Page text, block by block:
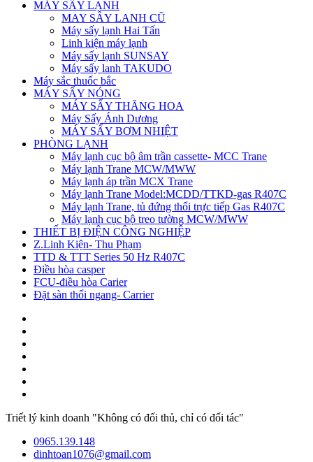
MÁY SẤY LẠNH
MAY SÂY LANH CŨ
Máy sấy lạnh Hai Tấn
Linh kiện máy lạnh
Máy sấy lạnh SUNSAY
Máy sấy lanh TAKUDO
Máy sắc thuốc bắc
MÁY SẤY NÓNG
MÁY SẤY THĂNG HOA
Máy Sấy Ánh Dương
MÁY SẤY BƠM NHIỆT
PHÒNG LẠNH
Máy lạnh cục bộ âm trần cassette- MCC Trane
Máy lạnh Trane MCW/MWW
Máy lạnh áp trần MCX Trane
Máy lạnh Trane Model:MCDD/TTKD-gas R407C
Máy lạnh Trane, tủ đứng thổi trực tiếp Gas R407C
Máy lạnh cục bộ treo tường MCW/MWW
THIẾT BỊ ĐIỆN CÔNG NGHIỆP
Z.Linh Kiện- Thu Phạm
TTD & TTT Series 50 Hz R407C
Điều hòa casper
FCU-điều hòa Carier
Đặt sàn thổi ngang- Carrier
Triết lý kinh doanh "Không có đối thủ, chỉ có đối tác"
0965.139.148
dinhtoan1076@gmail.com